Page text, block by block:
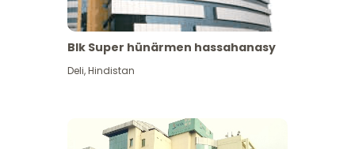
Blk Super hünärmen hassahanasy
Deli,Hindistan